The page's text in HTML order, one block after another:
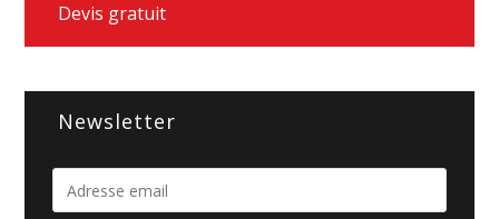
Devis gratuit
Newsletter